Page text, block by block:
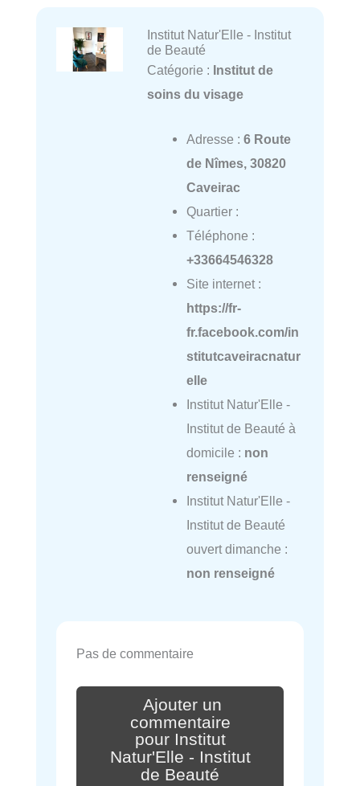
Institut Natur'Elle - Institut
de Beauté
Catégorie : Institut de
soins du visage
Adresse : 6 Route
de Nîmes, 30820
Caveirac
Quartier :
Téléphone :
+33664546328
Site internet :
https://fr-
fr.facebook.com/in
stitutcaveiracnatur
elle
Institut Natur'Elle -
Institut de Beauté à
domicile : non
renseigné
Institut Natur'Elle -
Institut de Beauté
ouvert dimanche :
non renseigné
Pas de commentaire
Ajouter un
commentaire
pour Institut
Natur'Elle - Institut
de Beauté